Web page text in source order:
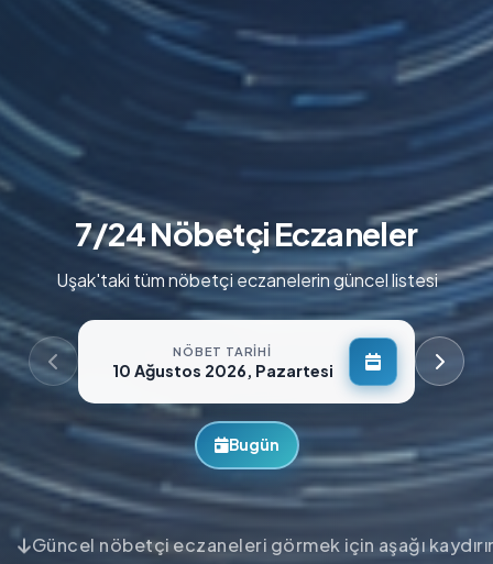
7/24 Nöbetçi Eczaneler
Uşak'taki tüm nöbetçi eczanelerin güncel listesi
NÖBET TARIHI
10 Ağustos 2026, Pazartesi
Bugün
Güncel nöbetçi eczaneleri görmek için aşağı